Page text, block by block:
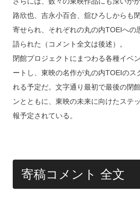
路欣也、吉永小百合、舘ひろしからも
寄せられ、それぞれの丸の内TOEIへの
語られた（コメント全文は後述）。
閉館プロジェクトにまつわる各種イベ
ートし、東映の名作が丸の内TOEIのス
れる予定だ。文字通り最初で最後の閉
ンとともに、東映の未来に向けたステ
報予定されている。
寄稿コメント 全文